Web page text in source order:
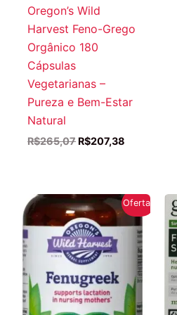
Oregon’s Wild
Harvest Feno-Grego
Orgânico 180
Cápsulas
Vegetarianas –
Pureza e Bem-Estar
Natural
R$265,07 O
R$207,38
Oferta!